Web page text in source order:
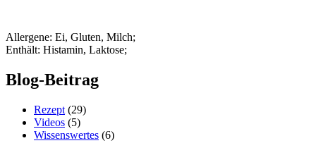
Allergene: Ei, Gluten, Milch;
Enthält: Histamin, Laktose;
Blog-Beitrag
Rezept (29)
Videos (5)
Wissenswertes (6)